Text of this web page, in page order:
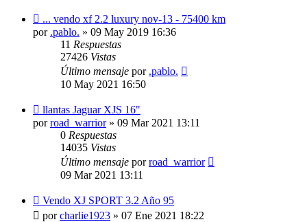
... vendo xf 2.2 luxury nov-13 - 75400 km
por .pablo. » 09 May 2019 16:36
11 Respuestas
27426 Vistas
Último mensaje por .pablo.
10 May 2021 16:50
llantas Jaguar XJS 16"
porroad_warrior» 09 Mar 2021 13:11
0 Respuestas
14035 Vistas
Último mensaje porroad_warrior
09 Mar 2021 13:11
Vendo XJ SPORT 3.2 Año 95
porcharlie1923 » 07 Ene 2021 18:22